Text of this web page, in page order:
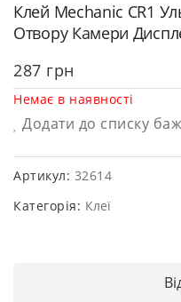
Клей Mechanic CR1
Отвору Камери
287 грн
Немає в наявності
Додати до списку
Артикул: 32614
Категорія: Клеї